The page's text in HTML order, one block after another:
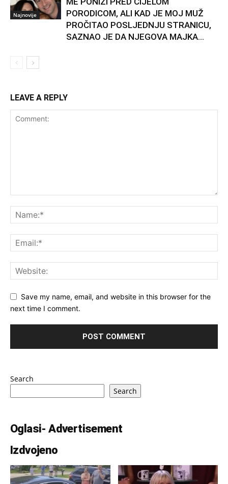
Najnovije
PORODICOM, ALI KAD JE MOJ MUŽ
PROČITAO POSLJEDNJU STRANICU,
SAZNAO JE DA NJEGOVA MAJKA...
LEAVE A REPLY
Save my name, email, and website in this browser for the
next time I comment.
Search
Search
Oglasi- Advertisement
Izdvojeno